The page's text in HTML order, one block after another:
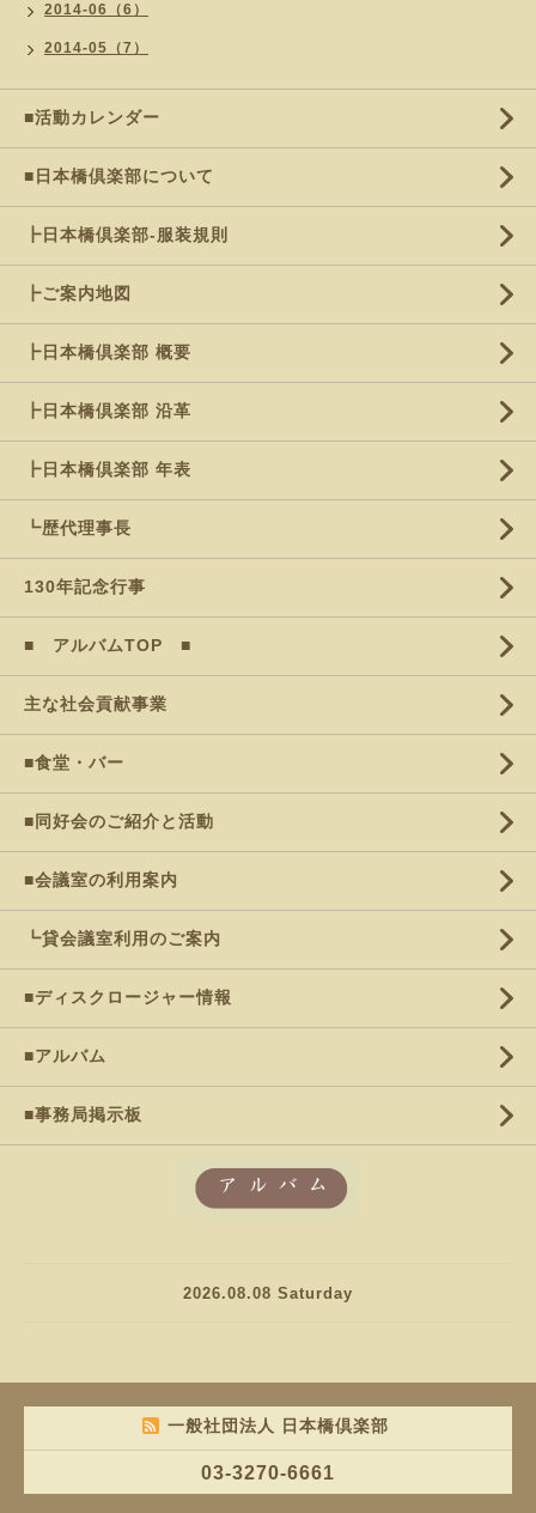
2014-06（6）
2014-05（7）
■活動カレンダー
■日本橋倶楽部について
┣日本橋倶楽部-服装規則
┣ご案内地図
┣日本橋倶楽部 概要
┣日本橋倶楽部 沿革
┣日本橋倶楽部 年表
┗歴代理事長
130年記念行事
■ アルバムTOP ■
主な社会貢献事業
■食堂・バー
■同好会のご紹介と活動
■会議室の利用案内
┗貸会議室利用のご案内
■ディスクロージャー情報
■アルバム
■事務局掲示板
2026.08.08 Saturday
一般社団法人 日本橋倶楽部
03-3270-6661